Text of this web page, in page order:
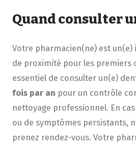
Quand consulter
Votre pharmacien(ne) est
de proximité pour les premiers
essentiel de consulter un(e)
fois par an pour un contrôle
nettoyage professionnel. En
ou de symptômes persistants,
prenez rendez-vous. Votre